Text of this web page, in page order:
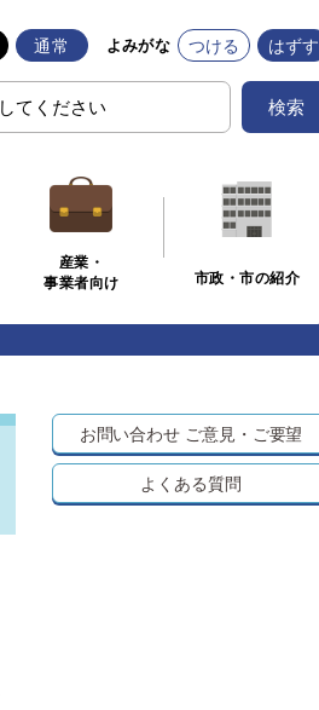
通常 よみがな つける はずす
検索
産業・
事業者向け
市政・市の紹介
お問い合わせ ご意見・ご要望
よくある質問